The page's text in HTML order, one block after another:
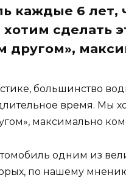
каждые 6 лет,
сделать
другом»,
большинство
время. Мы
максимально
одним из
по нашему